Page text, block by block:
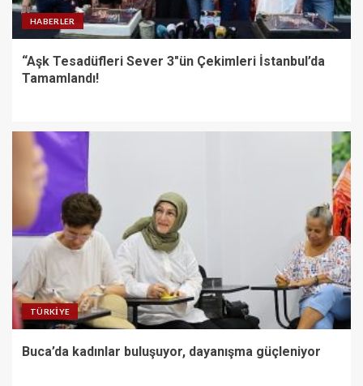
HABERLER
“Aşk Tesadüfleri Sever 3″ün Çekimleri İstanbul’da
Tamamlandı!
TÜRKIYE
Buca’da kadınlar buluşuyor, dayanışma güçleniyor